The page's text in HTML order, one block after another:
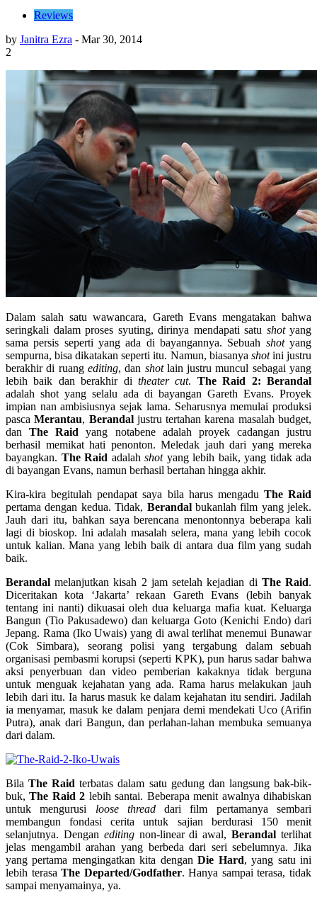
Reviews
by Janitra Ezra - Mar 30, 2014
2
Dalam salah satu wawancara, Gareth Evans mengatakan bahwa
seringkali dalam proses syuting, dirinya mendapati satu shotyang
sama persis seperti yang ada di bayangannya. Sebuah shotyang
sempurna, bisa dikatakan seperti itu. Namun, biasanya shotini justru
berakhir di ruang editing, dan shotlain justru muncul sebagai yang
lebih baik dan berakhir di theater cut. The Raid 2: Berandal
adalah shot yang selalu ada di bayangan Gareth Evans. Proyek
impian nan ambisiusnya sejak lama. Seharusnya memulai produksi
pascaMerantau, Berandaljustru tertahan karena masalah budget,
danThe Raid yang notabene adalah proyek cadangan justru
berhasil memikat hati penonton. Meledak jauh dari yang mereka
bayangkan. The Raid adalah shotyang lebih baik, yang tidak ada
di bayangan Evans, namun berhasil bertahan hingga akhir.
Kira-kira begitulah pendapat saya bila harus mengadu The Raid
pertama dengan kedua. Tidak, Berandalbukanlah film yang jelek.
Jauh dari itu, bahkan saya berencana menontonnya beberapa kali
lagi di bioskop. Ini adalah masalah selera, mana yang lebih cocok
untuk kalian. Mana yang lebih baik di antara dua film yang sudah
baik.
Berandalmelanjutkan kisah 2 jam setelah kejadian di The Raid.
Diceritakan kota ‘Jakarta’ rekaan Gareth Evans (lebih banyak
tentang ini nanti) dikuasai oleh dua keluarga mafia kuat. Keluarga
Bangun (Tio Pakusadewo) dan keluarga Goto (Kenichi Endo) dari
Jepang. Rama (Iko Uwais) yang di awal terlihat menemui Bunawar
(Cok Simbara), seorang polisi yang tergabung dalam sebuah
organisasi pembasmi korupsi (seperti KPK), pun harus sadar bahwa
aksi penyerbuan dan video pemberian kakaknya tidak berguna
untuk menguak kejahatan yang ada. Rama harus melakukan jauh
lebih dari itu. Ia harus masuk ke dalam kejahatan itu sendiri. Jadilah
ia menyamar, masuk ke dalam penjara demi mendekati Uco (Arifin
Putra), anak dari Bangun, dan perlahan-lahan membuka semuanya
dari dalam.
BilaThe Raid terbatas dalam satu gedung dan langsung bak-bik-
buk,The Raid 2 lebih santai. Beberapa menit awalnya dihabiskan
untuk mengurusi loose threaddari film pertamanya sembari
membangun fondasi cerita untuk sajian berdurasi 150 menit
selanjutnya. Dengan editingnon-linear di awal,Berandal terlihat
jelas mengambil arahan yang berbeda dari seri sebelumnya. Jika
yang pertama mengingatkan kita dengan Die Hard, yang satu ini
lebih terasaThe Departed/Godfather. Hanya sampai terasa, tidak
sampai menyamainya, ya.